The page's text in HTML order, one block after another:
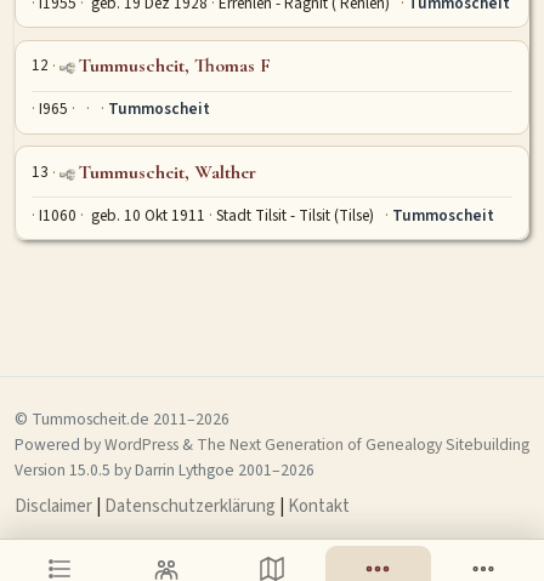
12 Tummuscheit, Thomas F
I965 Tummoscheit
13 Tummuscheit, Walther
I1060 geb. 10 Okt 1911 Stadt Tilsit - Tilsit (Tilse) Tummoscheit
© Tummoscheit.de 2011–2026
Powered byWordPress & The Next Generation of Genealogy Sitebuilding
Version 15.0.5 by Darrin Lythgoe 2001–2026
Disclaimer Datenschutzerklärung Kontakt